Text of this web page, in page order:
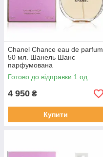
Chanel Chance eau de parfum
50 мл. Шанель Шанс
парфумована
Готово до відправки 1 од.
4 950 ₴
Купити